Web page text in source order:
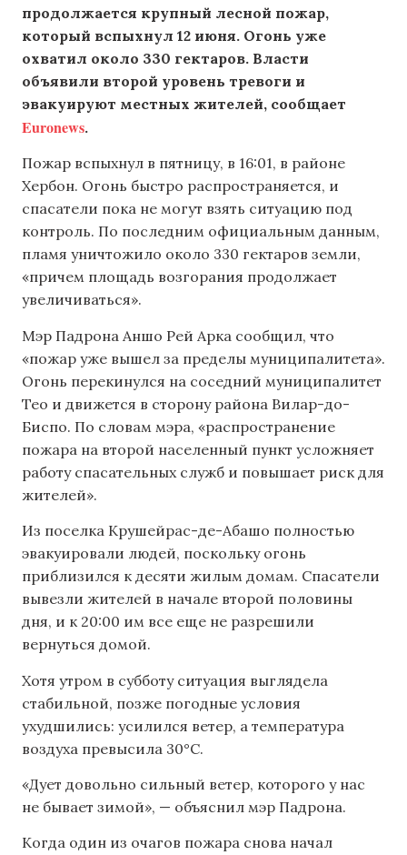
продолжается крупный лесной пожар,
который вспыхнул 12 июня. Огонь уже
охватил около 330 гектаров. Власти
объявили второй уровень тревоги и
эвакуируют местных жителей, сообщает
Euronews.
Пожар вспыхнул в пятницу, в 16:01, в районе
Хербон. Огонь быстро распространяется, и
спасатели пока не могут взять ситуацию под
контроль. По последним официальным данным,
пламя уничтожило около 330 гектаров земли,
«причем площадь возгорания продолжает
увеличиваться».
Мэр Падрона Аншо Рей Арка сообщил, что
«пожар уже вышел за пределы муниципалитета».
Огонь перекинулся на соседний муниципалитет
Тео и движется в сторону района Вилар-до-
Биспо. По словам мэра, «распространение
пожара на второй населенный пункт усложняет
работу спасательных служб и повышает риск для
жителей».
Из поселка Крушейрас-де-Абашо полностью
эвакуировали людей, поскольку огонь
приблизился к десяти жилым домам. Спасатели
вывезли жителей в начале второй половины
дня, и к 20:00 им все еще не разрешили
вернуться домой.
Хотя утром в субботу ситуация выглядела
стабильной, позже погодные условия
ухудшились: усилился ветер, а температура
воздуха превысила 30°C.
«Дует довольно сильный ветер, которого у нас
не бывает зимой», — объяснил мэр Падрона.
Когда один из очагов пожара снова начал